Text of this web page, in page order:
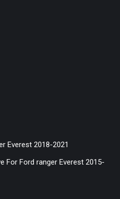
Everest 2018-2021
For Ford ranger Everest 2015-